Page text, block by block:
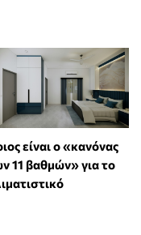
είναι ο «κανόνας
11 βαθμών» για το